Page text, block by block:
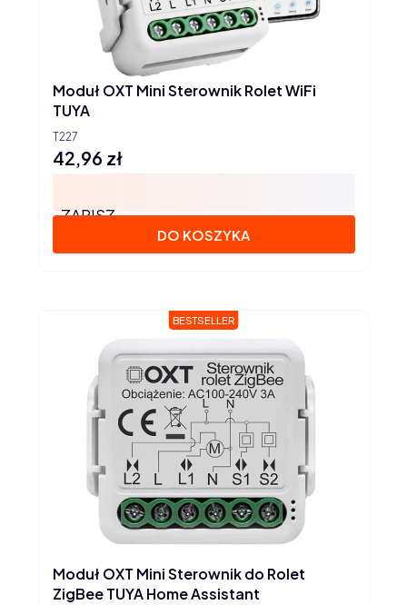
T227
Moduł OXT Mini Sterownik Rolet WiFi
TUYA
Cena
42,96 zł
ZAPISZ
DO KOSZYKA
BESTSELLER
Moduł OXT Mini Sterownik do Rolet
ZigBee TUYA Home Assistant